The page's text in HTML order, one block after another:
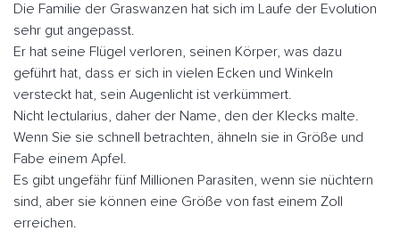
Die Familie der Graswanzen hat sich im Laufe der Evolution
sehr gut angepasst.
Er hat seine Flügel verloren, seinen Körper, was dazu
geführt hat, dass er sich in vielen Ecken und Winkeln
versteckt hat, sein Augenlicht ist verkümmert.
Nicht lectularius, daher der Name, den der Klecks malte.
Wenn Sie sie schnell betrachten, ähneln sie in Größe und
Fabe einem Apfel.
Es gibt ungefähr fünf Millionen Parasiten, wenn sie nüchtern
sind, aber sie können eine Größe von fast einem Zoll
erreichen.